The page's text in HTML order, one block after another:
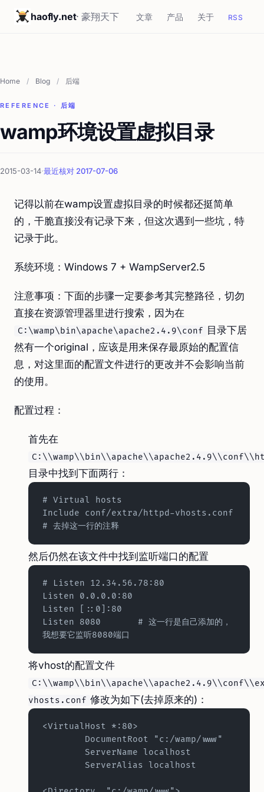
haofly.net· 豪翔天下 文章 产品 关于 RSS
Home / Blog / 后端
REFERENCE · 后端
wamp环境设置虚拟目录
2015-03-14·最近核对 2017-07-06
记得以前在wamp设置虚拟目录的时候都还挺简单
的，干脆直接没有记录下来，但这次遇到一些坑，特
记录于此。
系统环境：Windows 7 + WampServer2.5
注意事项：下面的步骤一定要参考其完整路径，切勿
直接在资源管理器里进行搜索，因为在
C:\wamp\bin\apache\apache2.4.9\conf 目录下居
然有一个original，应该是用来保存最原始的配置信
息，对这里面的配置文件进行的更改并不会影响当前
的使用。
配置过程：
首先在
目录中找到下面两行：
# Virtual hosts
Include conf/extra/httpd-vhosts.conf
# 去掉这一行的注释
然后仍然在该文件中找到监听端口的配置
# Listen 12.34.56.78:80
Listen 0.0.0.0:80
Listen [::0]:80
Listen 8080       # 这一行是自己添加的，
我想要它监听8080端口
将vhost的配置文件
vhosts.conf 修改为如下(去掉原来的)：
<VirtualHost *:80>
	DocumentRoot "c:/wamp/www"
	ServerName localhost
	ServerAlias localhost